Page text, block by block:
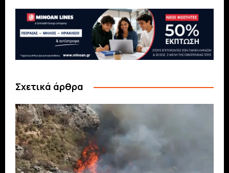
Σχετικά άρθρα